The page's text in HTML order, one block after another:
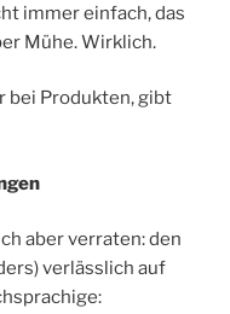
immer einfach, das
Mühe. Wirklich.
bei Produkten, gibt
aber verraten: den
verlässlich auf